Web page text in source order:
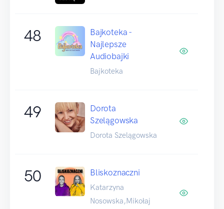
48
Bajkoteka -
Najlepsze
Audiobajki
Bajkoteka
49
Dorota
Szelągowska
Dorota Szelągowska
50 Bliskoznaczni
Katarzyna
Nosowska,Mikołaj